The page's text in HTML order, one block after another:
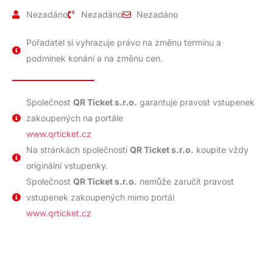
Nezadáno Nezadáno Nezadáno
Pořadatel si vyhrazuje právo na změnu termínu a
podmínek konání a na změnu cen.
Společnost QR Ticket s.r.o. garantuje pravost vstupenek
zakoupených na portále
www.qrticket.cz
Na stránkách společnosti QR Ticket s.r.o. koupíte vždy
originální vstupenky.
Společnost QR Ticket s.r.o. nemůže zaručit pravost
vstupenek zakoupených mimo portál
www.qrticket.cz